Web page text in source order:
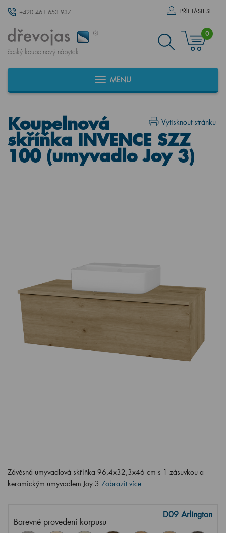
+420 461 653 937 PŘÍHLÁSIT SE
český koupelnový nábytek
0
MENU
Vytisknout stránku
Koupelnová
skříňka INVENCE SZZ
100 (umyvadlo Joy 3)
Závěsná umyvadlová skříňka 96,4x32,3x46 cm s 1 zásuvkou a
keramickým umyvadlem Joy 3 Zobrazit více
Barevné provedení korpusu
D09 Arlington